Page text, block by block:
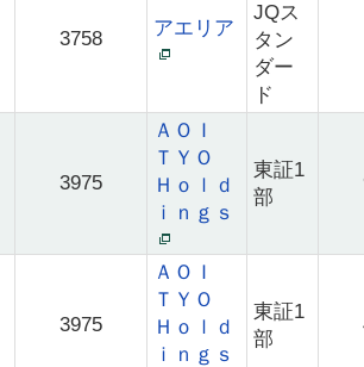
3758 アエリア
JQス
タン
ダー
ド
3975
ＡＯＩ
ＴＹＯ
Ｈｏｌｄ
ｉｎｇｓ
東証1
部
3975
ＡＯＩ
ＴＹＯ
Ｈｏｌｄ
ｉｎｇｓ
東証1
部